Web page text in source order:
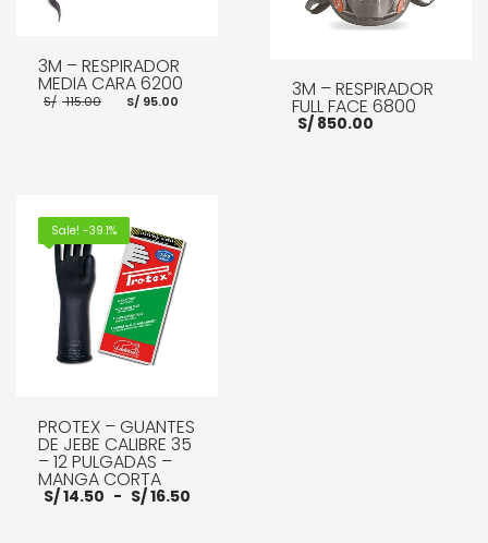
3M – RESPIRADOR
MEDIA CARA 6200
S/ 115.00 El
precio
S/ 95.00
3M – RESPIRADOR
FULL FACE 6800
S/850.00
Sale! -39.1%
PROTEX – GUANTES
DE JEBE CALIBRE 35
– 12 PULGADAS –
MANGA CORTA
S/14.50 - S/16.50